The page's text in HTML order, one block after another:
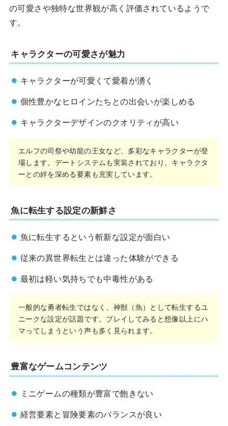
の可愛さや独特な世界観が高く評価されているようで
す。
キャラクターの可愛さが魅力
キャラクターが可愛くて愛着が湧く
個性豊かなヒロインたちとの出会いが楽しめる
キャラクターデザインのクオリティが高い
エルフの司祭や幼龍の王女など、多彩なキャラクターが登
場します。デートシステムも実装されており、キャラクタ
ーとの絆を深める要素も充実しています。
魚に転生する設定の新鮮さ
魚に転生するという斬新な設定が面白い
従来の異世界転生とは違った体験ができる
最初は軽い気持ちでも中毒性がある
一般的な勇者転生ではなく、神獣（魚）として転生するユ
ニークな設定が話題です。プレイしてみると想像以上にハ
マってしまうという声も多く見られます。
豊富なゲームコンテンツ
ミニゲームの種類が豊富で飽きない
経営要素と冒険要素のバランスが良い